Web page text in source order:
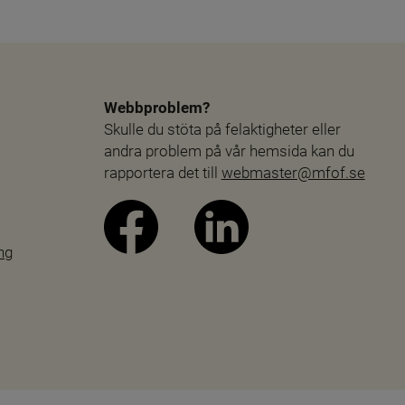
Webbproblem?
Skulle du stöta på felaktigheter eller
andra problem på vår hemsida kan du
rapportera det till webmaster@mfof.se